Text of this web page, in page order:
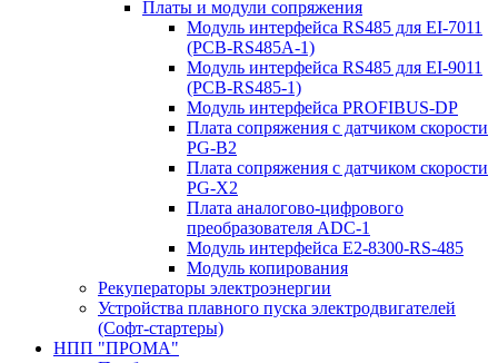
Платы и модули сопряжения
Модуль интерфейса RS485 для EI-7011
(PCB-RS485A-1)
Модуль интерфейса RS485 для EI-9011
(PCB-RS485-1)
Модуль интерфейса PROFIBUS-DP
Плата сопряжения с датчиком скорости
PG-B2
Плата сопряжения с датчиком скорости
PG-X2
Плата аналогово-цифрового
преобразователя ADC-1
Модуль интерфейса Е2-8300-RS-485
Модуль копирования
Рекуператоры электроэнергии
Устройства плавного пуска электродвигателей
(Софт-стартеры)
НПП "ПРОМА"